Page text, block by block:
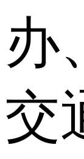
办
交